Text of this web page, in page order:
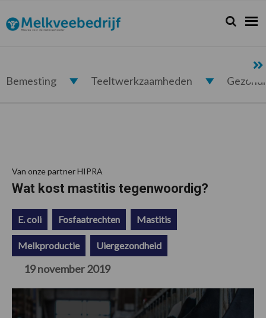
de
hoofdnavigatie
de
hoofd
de
eerste
de
voettekst
Melkveebedrijf.nl Zoeken...
Zoek
Bemesting Teeltwerkzaamheden
Van onze partner HIPRA
Wat kost mastitis tegenwoordig?
E. coli Fosfaatrechten Mastitis
Melkproductie Uiergezondheid
19 november 2019